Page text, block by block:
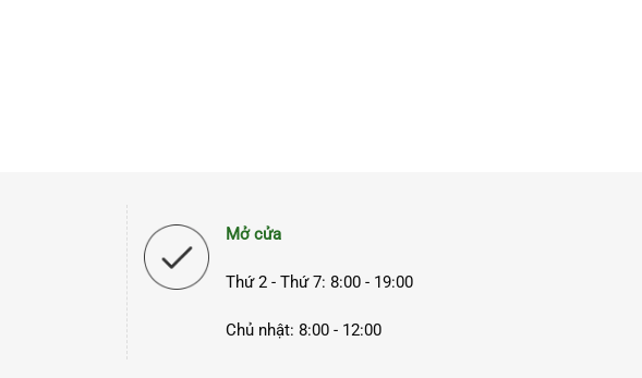
Mở cửa
Thứ 2 - Thứ 7: 8:00 - 19:00
Chủ nhật: 8:00 - 12:00